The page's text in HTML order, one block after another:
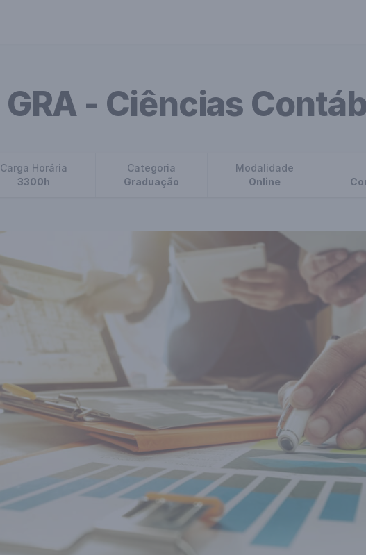
GRA - Ciências
Carga Horária
3300h
Categoria
Graduação
Modalidade
Online